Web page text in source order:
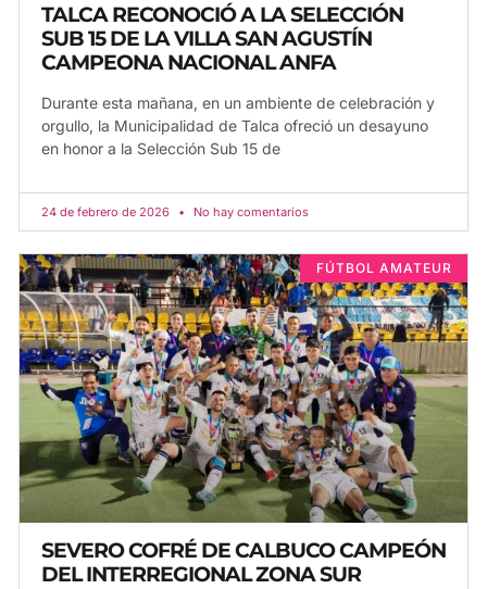
TALCA RECONOCIÓ A LA SELECCIÓN
SUB 15 DE LA VILLA SAN AGUSTÍN
CAMPEONA NACIONAL ANFA
Durante esta mañana, en un ambiente de celebración y
orgullo, la Municipalidad de Talca ofreció un desayuno
en honor a la Selección Sub 15 de
24 de febrero de 2026 No hay comentarios
FÚTBOL AMATEUR
SEVERO COFRÉ DE CALBUCO CAMPEÓN
DEL INTERREGIONAL ZONA SUR